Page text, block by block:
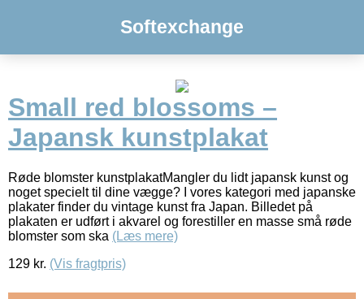
Softexchange
Small red blossoms –
Japansk kunstplakat
Røde blomster kunstplakatMangler du lidt japansk kunst og
noget specielt til dine vægge? I vores kategori med japanske
plakater finder du vintage kunst fra Japan. Billedet på
plakaten er udført i akvarel og forestiller en masse små røde
blomster som ska (Læs mere)
129 kr. (Vis fragtpris)